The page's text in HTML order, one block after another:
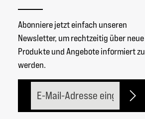
Abonniere jetzt einfach unseren
Newsletter, um rechtzeitig über neue
Produkte und Angebote informiert zu
werden.